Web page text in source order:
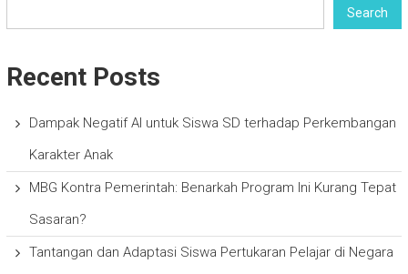
Search
Recent Posts
Dampak Negatif AI untuk Siswa SD terhadap Perkembangan
Karakter Anak
MBG Kontra Pemerintah: Benarkah Program Ini Kurang Tepat
Sasaran?
Tantangan dan Adaptasi Siswa Pertukaran Pelajar di Negara